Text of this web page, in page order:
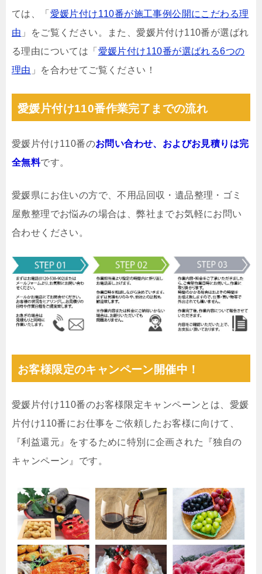
ては、「 愛媛片付け110番が施工事例公開にこだわる理
由 」をご覧ください。また、愛媛片付け110番が選ばれ
る理由については「 愛媛片付け110番が選ばれる6つの
理由 」を合わせてご覧ください！
愛媛片付け110番作業完了までの流れ
愛媛片付け110番のお問い合わせ、およびお見積りは完
全無料です。
愛媛県にお住いの方で、不用品回収・遺品整理・ゴミ
屋敷整理でお悩みの場合は、弊社までお気軽にお問い
合わせください。
お客様限定のキャンペーン開催中！
愛媛片付け110番のお客様限定キャンペーンとは、愛媛
片付け110番にお仕事をご依頼したお客様に向けて、
『利益還元』をするために特別に企画された『独自の
キャンペーン』です。